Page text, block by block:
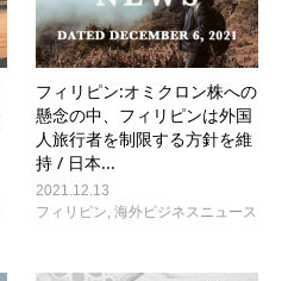
フィリピン:オミクロン株への
懸念の中、フィリピンは外国
人旅行者を制限する方針を維
持 / 日本...
2021.12.13
フィリピン,海外ビジネスニュース